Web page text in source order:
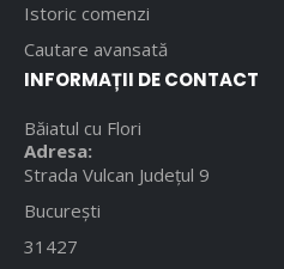
Istoric comenzi
Cautare avansată
INFORMAȚII DE CONTACT
Băiatul cu Flori
Adresa:
Strada Vulcan Județul 9
București
31427